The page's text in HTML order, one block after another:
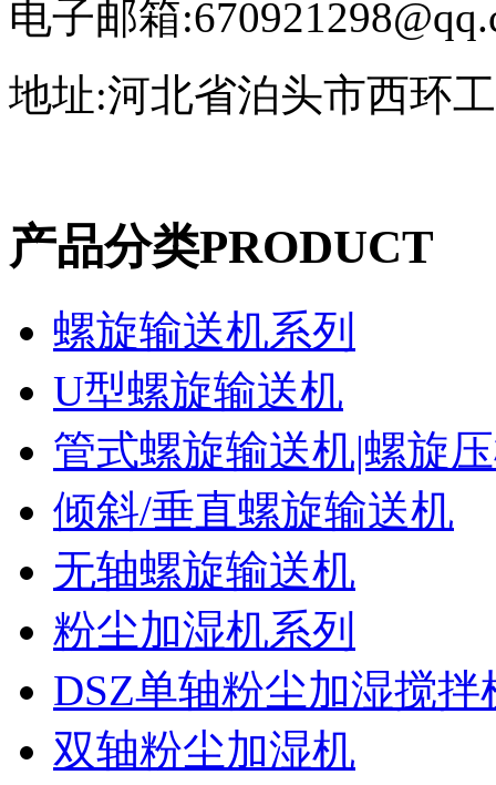
电子邮箱
地址:河北省泊头市西环
产品分类PRODUCT
螺旋输送机系列
U型螺旋输送机
管式螺旋输送机|螺旋
倾斜/垂直螺旋输送机
无轴螺旋输送机
粉尘加湿机系列
DSZ单轴粉尘加湿搅拌
双轴粉尘加湿机